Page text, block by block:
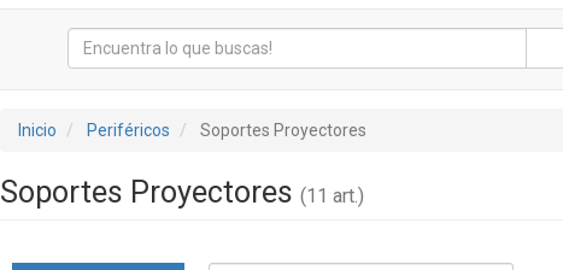
Inicio Periféricos Soportes Proyectores
Soportes Proyectores (11 art.)